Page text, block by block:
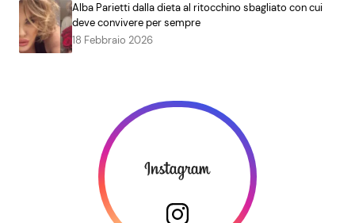
Alba Parietti dalla dieta al ritocchino sbagliato con cui
deve convivere per sempre
18 Febbraio 2026